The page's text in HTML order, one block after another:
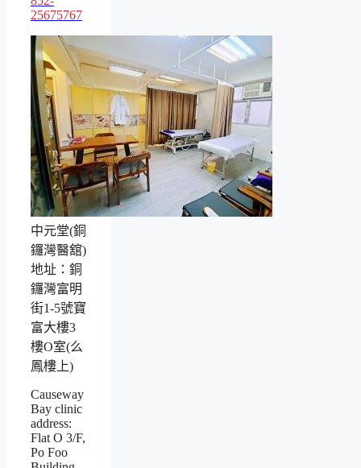
25675767
中元堂(銅
鑼灣醫舘)
地址：銅
鑼灣富明
街1-5號寶
富大樓3
樓O室(么
鳳樓上)
Causeway
Bay clinic
address:
Flat O 3/F,
Po Foo